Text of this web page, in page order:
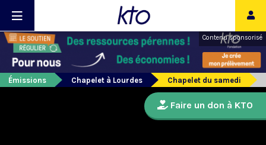
Contenu sponsorisé
Émissions Chapelet à Lourdes Chapelet du samedi
Faire un don à KTO